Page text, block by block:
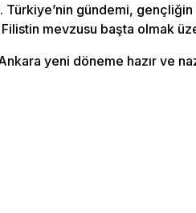
Türkiye’nin gündemi,
mevzusu başta olmak
yeni döneme hazır ve